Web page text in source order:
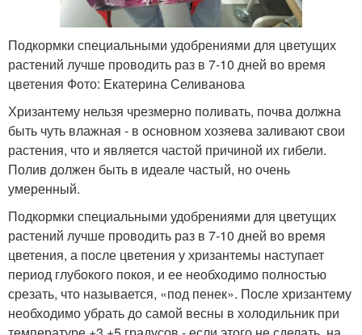
Подкормки специальными удобрениями для цветущих
растений лучше проводить раз в 7-10 дней во время
цветения Фото: Екатерина Селиванова
Хризантему нельзя чрезмерно поливать, почва должна
быть чуть влажная - в основном хозяева заливают свои
растения, что и является частой причиной их гибели.
Полив должен быть в идеале частый, но очень
умеренный.
Подкормки специальными удобрениями для цветущих
растений лучше проводить раз в 7-10 дней во время
цветения, а после цветения у хризантемы наступает
период глубокого покоя, и ее необходимо полностью
срезать, что называется, «под пенек». После хризантему
необходимо убрать до самой весны в холодильник при